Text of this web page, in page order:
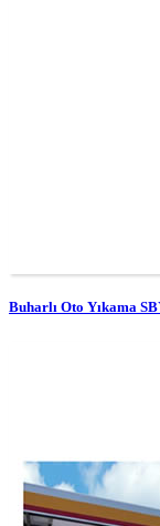
Buharlı Oto Yıkama